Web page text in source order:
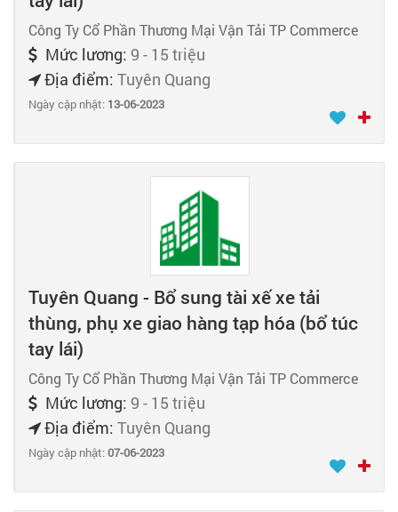
Công Ty Cổ Phần Thương Mại Vận Tải TP Commerce
Mức lương: 9 - 15 triệu
Địa điểm: Tuyên Quang
Ngày cập nhật: 13-06-2023
Tuyên Quang - Bổ sung tài xế xe tải
thùng, phụ xe giao hàng tạp hóa (bổ túc
tay lái)
Công Ty Cổ Phần Thương Mại Vận Tải TP Commerce
Mức lương: 9 - 15 triệu
Địa điểm: Tuyên Quang
Ngày cập nhật:07-06-2023